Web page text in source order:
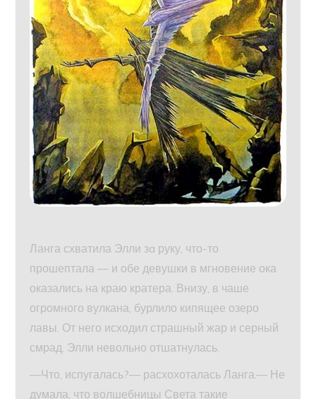
Ланга схватила Элли зa руку, что-то
прошептала — и обе девушки в мгновение ока
оказались на краю кратера. Внизу, в чаше
огромного вулкана, бурлило кипящее озеро
лавы. От него исходил страшный жар и серный
смрад. Элли невольно отшатнулась.
—Что, испугалась?— расхохоталась Ланга.— Не
думала, что волшебницы Света такие